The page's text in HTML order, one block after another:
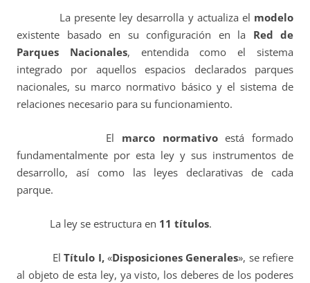
La presente ley desarrolla y actualiza el modelo
existente basado en su configuración en la Red de
Parques Nacionales, entendida como el sistema
integrado por aquellos espacios declarados parques
nacionales, su marco normativo básico y el sistema de
relaciones necesario para su funcionamiento.
El marco normativoestá formado
fundamentalmente por esta ley y sus instrumentos de
desarrollo, así como las leyes declarativas de cada
parque.
La ley se estructura en 11 títulos.
ElTítulo I,«Disposiciones Generales», se refiere
al objeto de esta ley, ya visto, los deberes de los poderes